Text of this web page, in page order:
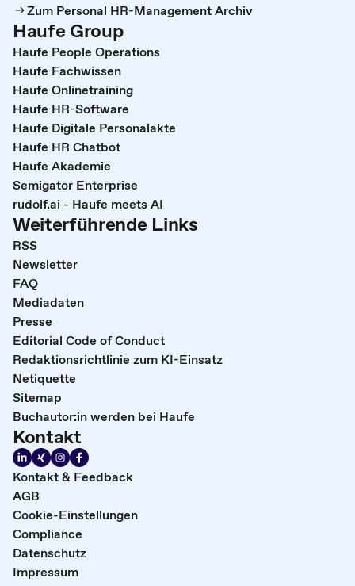
Zum Personal HR-Management Archiv
Haufe Group
Haufe People Operations
Haufe Fachwissen
Haufe Onlinetraining
Haufe HR-Software
Haufe Digitale Personalakte
Haufe HR Chatbot
Haufe Akademie
Semigator Enterprise
rudolf.ai - Haufe meets AI
Weiterführende Links
RSS
Newsletter
FAQ
Mediadaten
Presse
Editorial Code of Conduct
Redaktionsrichtlinie zum KI-Einsatz
Netiquette
Sitemap
Buchautor:in werden bei Haufe
Kontakt
Kontakt & Feedback
AGB
Cookie-Einstellungen
Compliance
Datenschutz
Impressum